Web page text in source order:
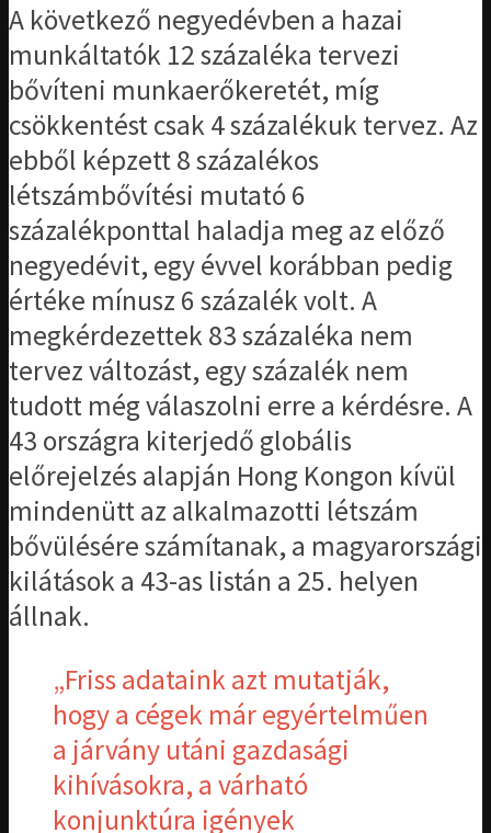
A következő negyedévben a hazai
munkáltatók 12 százaléka tervezi
bővíteni munkaerőkeretét, míg
csökkentést csak 4 százalékuk tervez. Az
ebből képzett 8 százalékos
létszámbővítési mutató 6
százalékponttal haladja meg az előző
negyedévit, egy évvel korábban pedig
értéke mínusz 6 százalék volt. A
megkérdezettek 83 százaléka nem
tervez változást, egy százalék nem
tudott még válaszolni erre a kérdésre. A
43 országra kiterjedő globális
előrejelzés alapján Hong Kongon kívül
mindenütt az alkalmazotti létszám
bővülésére számítanak, a magyarországi
kilátások a 43-as listán a 25. helyen
állnak.
„Friss adataink azt mutatják,
hogy a cégek már egyértelműen
a járvány utáni gazdasági
kihívásokra, a várható
konjunktúra igények